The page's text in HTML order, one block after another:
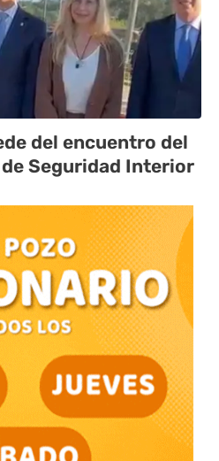
del encuentro del
Seguridad Interior